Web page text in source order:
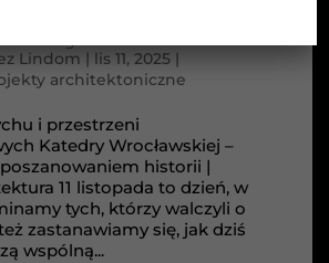
Lindom | lis 11, 2025 |
architektoniczne
i przestrzeni
Katedry Wrocławskiej –
historii |
11 listopada to dzień, w
tych, którzy walczyli o
zastanawiamy się, jak dziś
wspólną...